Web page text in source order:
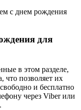
для
в этом разделе,
что позволяет их
и бесплатно
через Viber или